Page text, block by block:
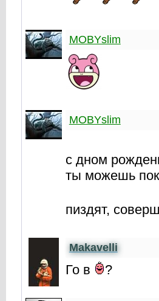
MOBYslim
MOBYslim
с дном
ты можешь
пиздят,
Makavelli
Го в ?